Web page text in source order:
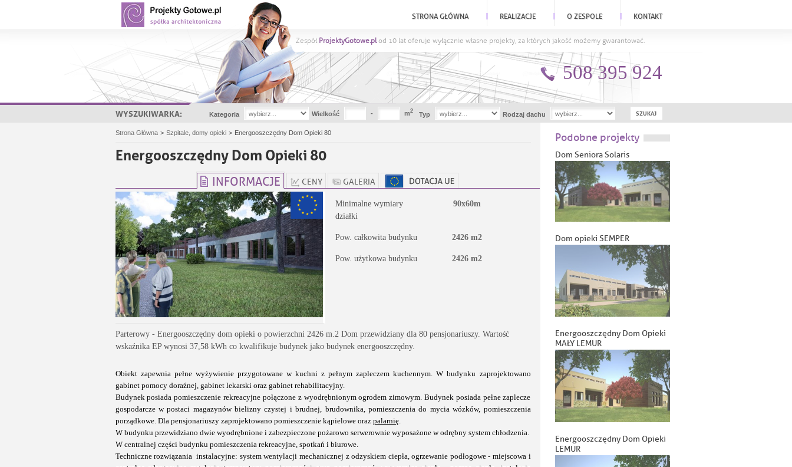
STRONA GŁÓWNA REALIZACJE O ZESPOLE KONTAKT
Zespół ProjektyGotowe.plod 10 lat oferuje wyłącznie własne projekty, za których jakość możemy gwarantować.
508 395 924
WYSZUKIWARKA: Kategoria Wielkość - m2 Typ Rodzaj dachu
Strona Główna > Szpitale, domy opieki > Energooszczędny Dom Opieki 80
Energooszczędny Dom Opieki 80
INFORMACJE CENY GALERIA
Minimalne wymiary
działki
90x60m
Pow. całkowita budynku 2426 m2
Pow. użytkowa budynku 2426 m2
Parterowy - Energooszczędny dom opieki o powierzchni 2426 m.2 Dom przewidziany dla 80 pensjonariuszy. Wartość
wskaźnika EP wynosi 37,58 kWh co kwalifikuje budynek jako budynek energooszczędny.
Obiekt zapewnia pełne wyżywienie przygotowane w kuchni z pełnym zapleczem kuchennym. W budynku zaprojektowano
gabinet pomocy doraźnej, gabinet lekarski oraz gabinet rehabilitacyjny.
Budynek posiada pomieszczenie rekreacyjne połączone z wyodrębnionym ogrodem zimowym. Budynek posiada pełne zaplecze
gospodarcze w postaci magazynów bielizny czystej i brudnej, brudownika, pomieszczenia do mycia wózków, pomieszczenia
porządkowe. Dla pensjonariuszy zaprojektowano pomieszczenie kąpielowe oraz palarnię.
W budynku przewidziano dwie wyodrębnione i zabezpieczone pożarowo serwerownie wyposażone w odrębny system chłodzenia.
W centralnej części budynku pomieszczenia rekreacyjne, spotkań i biurowe.
Techniczne rozwiązania instalacyjne: system wentylacji mechanicznej z odzyskiem ciepła, ogrzewanie podłogowe - miejscowa i
Podobne projekty
Dom Seniora Solaris
Dom opieki SEMPER
Energooszczędny Dom Opieki
MAŁY LEMUR
Energooszczędny Dom Opieki
LEMUR